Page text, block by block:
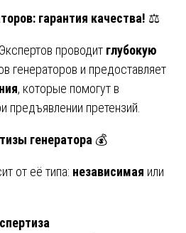
гарантия качества! ⚖️
проводит глубокую
генераторов и предоставляет
, которые помогут в
предъявлении претензий.
генератора 💰
от её типа: независимая или